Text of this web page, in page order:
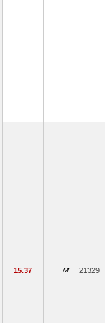
15.37 21329